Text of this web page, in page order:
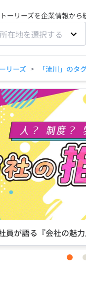
ーリーズを企業情報から
所在地を選択する
リーズ > 「流川」のタ
中途入社
item